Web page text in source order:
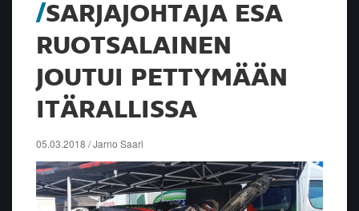
SARJAJOHTAJA ESA
RUOTSALAINEN
JOUTUI PETTYMÄÄN
ITÄRALLISSA
05.03.2018 / Jarno Saari